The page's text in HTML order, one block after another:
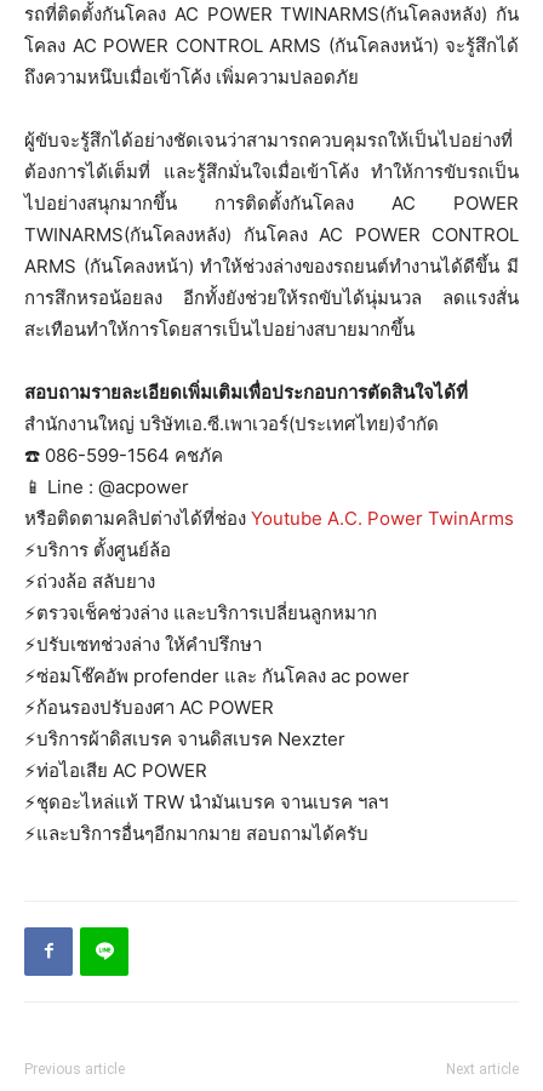
รถที่ติดตั้งกันโคลง AC POWER TWINARMS(กันโคลงหลัง) กัน
โคลง AC POWER CONTROL ARMS (กันโคลงหน้า) จะรู้สึกได้
ถึงความหนึบเมื่อเข้าโค้ง เพิ่มความปลอดภัย
ผู้ขับจะรู้สึกได้อย่างชัดเจนว่าสามารถควบคุมรถให้เป็นไปอย่างที่
ต้องการได้เต็มที่ และรู้สึกมั่นใจเมื่อเข้าโค้ง ทำให้การขับรถเป็น
ไปอย่างสนุกมากขึ้น การติดตั้งกันโคลง AC POWER
TWINARMS(กันโคลงหลัง) กันโคลง AC POWER CONTROL
ARMS (กันโคลงหน้า) ทำให้ช่วงล่างของรถยนต์ทำงานได้ดีขึ้น มี
การสึกหรอน้อยลง อีกทั้งยังช่วยให้รถขับได้นุ่มนวล ลดแรงสั่น
สะเทือนทำให้การโดยสารเป็นไปอย่างสบายมากขึ้น
สอบถามรายละเอียดเพิ่มเติมเพื่อประกอบการตัดสินใจได้ที่
สำนักงานใหญ่ บริษัทเอ.ซี.เพาเวอร์(ประเทศไทย)จำกัด
☎️ 086-599-1564 คชภัค
📱 Line : @acpower
หรือติดตามคลิปต่างได้ที่ช่อง Youtube A.C. Power TwinArms
⚡️บริการ ตั้งศูนย์ล้อ
⚡️ถ่วงล้อ สลับยาง
⚡️ตรวจเช็คช่วงล่าง และบริการเปลี่ยนลูกหมาก
⚡️ปรับเซทช่วงล่าง ให้คำปรึกษา
⚡️ซ่อมโช๊คอัพ profender และ กันโคลง ac power
⚡️ก้อนรองปรับองศา AC POWER
⚡️บริการผ้าดิสเบรค จานดิสเบรค Nexzter
⚡️ท่อไอเสีย AC POWER
⚡️ชุดอะไหล่แท้ TRW นำมันเบรค จานเบรค ฯลฯ
⚡️และบริการอื่นๆอีกมากมาย สอบถามได้ครับ
Previous article Next article